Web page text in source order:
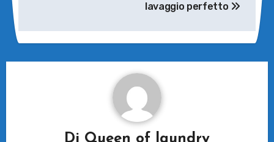
lavaggio perfetto
Di Queen of laundry